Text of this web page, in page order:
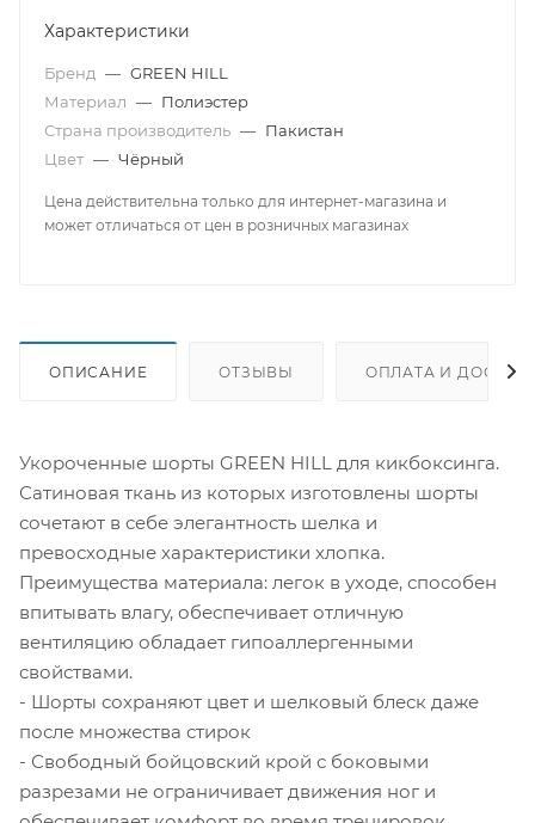
Характеристики
Бренд — GREEN HILL
Материал — Полиэстер
Страна производитель — Пакистан
Цвет — Чёрный
Цена действительна только для интернет-магазина и
может отличаться от цен в розничных магазинах
ОПИСАНИЕ ОТЗЫВЫ ОПЛАТА И
Укороченные шорты GREEN HILL для кикбоксинга.
Сатиновая ткань из которых изготовлены шорты
сочетают в себе элегантность шелка и
превосходные характеристики хлопка.
Преимущества материала: легок в уходе, способен
впитывать влагу, обеспечивает отличную
вентиляцию обладает гипоаллергенными
свойствами.
- Шорты сохраняют цвет и шелковый блеск даже
после множества стирок
- Свободный бойцовский крой с боковыми
разрезами не ограничивает движения ног и